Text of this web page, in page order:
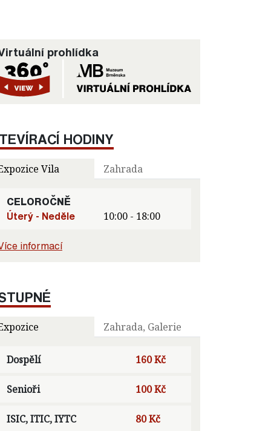
prohlídka
HODINY
Vila Zahrada
CELOROČNĚ
Úterý - Neděle
10:00 - 18:00
informací
Zahrada, Galerie
Dospělí 160 Kč
Senioři 100 Kč
ISIC, ITIC, IYTC 80 Kč